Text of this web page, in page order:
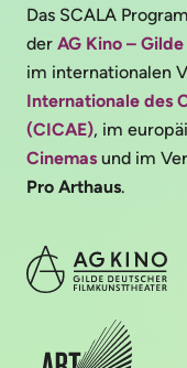
Das SCALA
der AG Kino –
im internationalen
Internationale des
(CICAE), im
Cinemas und im
Pro Arthaus.